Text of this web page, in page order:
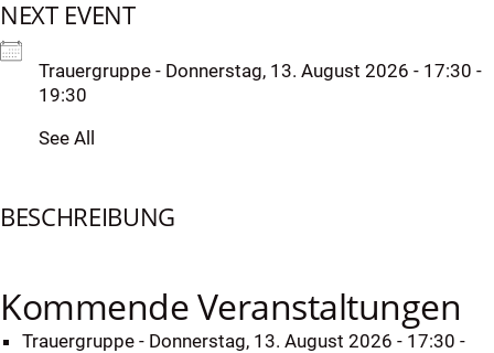
Skip
to
content
NEXT EVENT
Trauergruppe - Donnerstag, 13. August 2026 - 17:30 -
19:30
See All
BESCHREIBUNG
Kommende Veranstaltungen
Trauergruppe - Donnerstag, 13. August 2026 - 17:30 -